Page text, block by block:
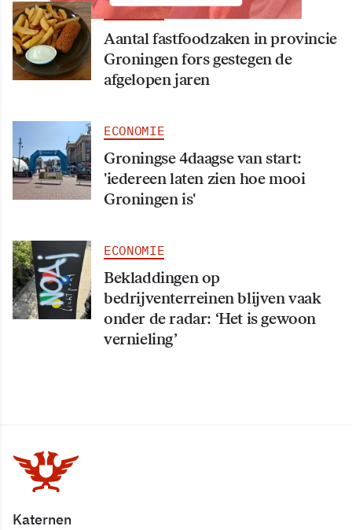
ECONOMIE
Aantal fastfoodzaken in provincie
Groningen fors gestegen de
afgelopen jaren
ECONOMIE
Groningse 4daagse van start:
'iedereen laten zien hoe mooi
Groningen is'
ECONOMIE
Bekladdingen op
bedrijventerreinen blijven vaak
onder de radar: ‘Het is gewoon
vernieling’
Katernen